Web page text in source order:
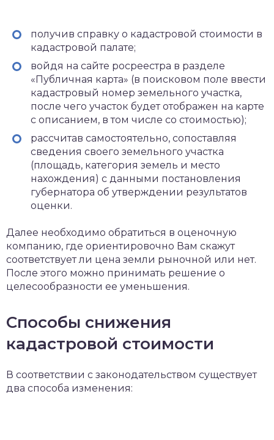
получив справку о кадастровой стоимости в
кадастровой палате;
войдя на сайте росреестра в разделе
«Публичная карта» (в поисковом поле ввести
кадастровый номер земельного участка,
после чего участок будет отображен на карте
с описанием, в том числе со стоимостью);
рассчитав самостоятельно, сопоставляя
сведения своего земельного участка
(площадь, категория земель и место
нахождения) с данными постановления
губернатора об утверждении результатов
оценки.
Далее необходимо обратиться в оценочную
компанию, где ориентировочно Вам скажут
соответствует ли цена земли рыночной или нет.
После этого можно принимать решение о
целесообразности ее уменьшения.
Способы снижения
кадастровой стоимости
В соответствии с законодательством существует
два способа изменения: